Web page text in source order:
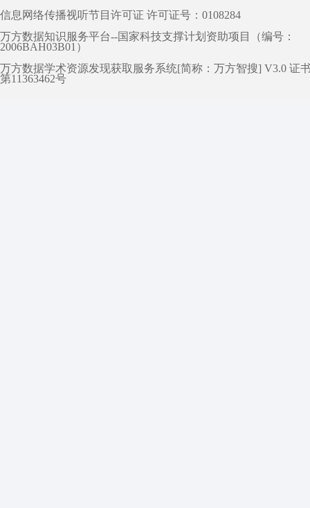
信息网络传播视听节目许可证 许可证号：0108284
万方数据知识服务平台--国家科技支撑计划资助项目（编号：
2006BAH03B01）
万方数据学术资源发现获取服务系统[简称：万方智搜] V3.0 证
第11363462号